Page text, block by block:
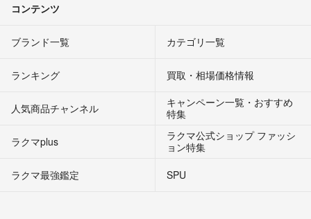
コンテンツ
ブランド一覧 カテゴリ一覧
ランキング 買取・相場価格情報
人気商品チャンネル
キャンペーン一覧・おすすめ
特集
ラクマplus
ラクマ公式ショップ ファッシ
ョン特集
ラクマ最強鑑定
SPU